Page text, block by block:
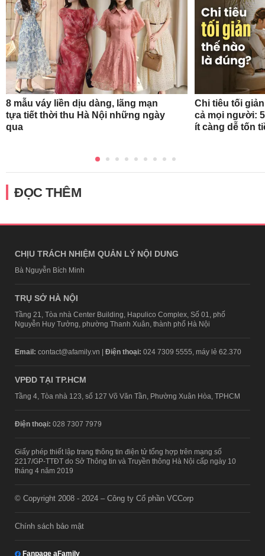
8 mẫu váy liền dịu dàng, lãng mạn
tựa tiết thời thu Hà Nội những ngày
qua
Chi tiêu tối
cả mọi người:
ít càng dễ tốn
ĐỌC THÊM
CHỊU TRÁCH NHIỆM QUẢN LÝ NỘI DUNG
Bà Nguyễn Bích Minh
TRỤ SỞ HÀ NỘI
Tầng 21, Tòa nhà Center Building, Hapulico Complex, Số 01, phố
Nguyễn Huy Tưởng, phường Thanh Xuân, thành phố Hà Nội
Email: contact@afamily.vn | Điện thoại: 024 7309 5555, máy lẻ 62.370
VPĐD TẠI TP.HCM
Tầng 4, Tòa nhà 123, số 127 Võ Văn Tần, Phường Xuân Hòa, TPHCM
Điện thoại: 028 7307 7979
Giấy phép thiết lập trang thông tin điện tử tổng hợp trên mạng số
2217/GP-TTĐT do Sở Thông tin và Truyền thông Hà Nội cấp ngày 10
tháng 4 năm 2019
© Copyright 2008 - 2024 – Công ty Cổ phần VCCorp
Chính sách bảo mật
Fanpage aFamily